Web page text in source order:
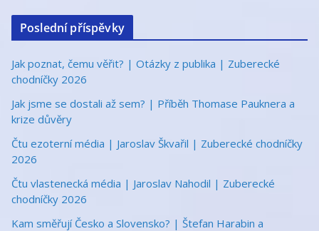
Poslední příspěvky
Jak poznat, čemu věřit? | Otázky z publika | Zuberecké
chodníčky 2026
Jak jsme se dostali až sem? | Příběh Thomase Pauknera a
krize důvěry
Čtu ezoterní média | Jaroslav Škvařil | Zuberecké chodníčky
2026
Čtu vlastenecká média | Jaroslav Nahodil | Zuberecké
chodníčky 2026
Kam směřují Česko a Slovensko? | Štefan Harabin a